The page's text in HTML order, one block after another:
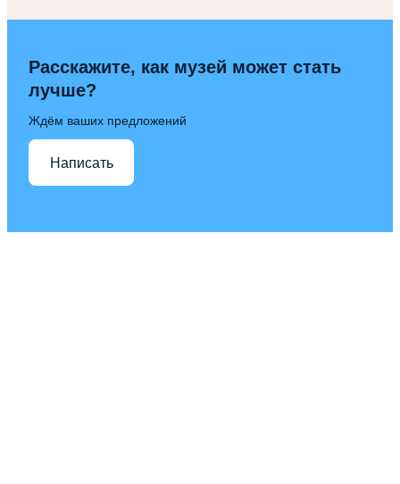
Расскажите, как музей может стать
лучше?
Ждём ваших предложений
Написать